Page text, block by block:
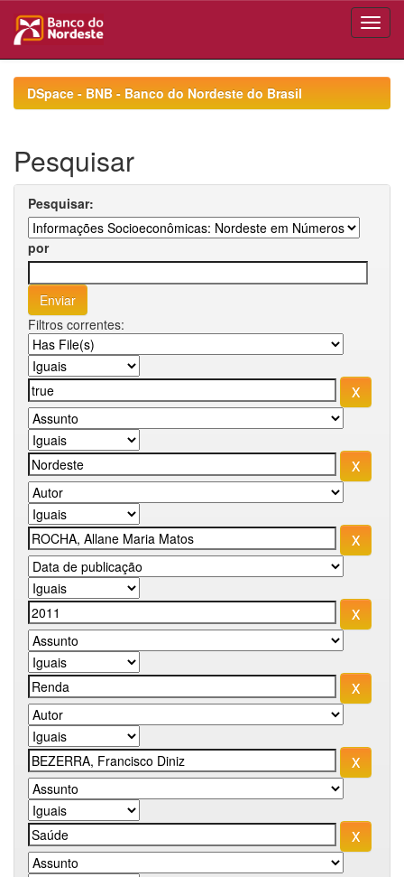
navigationDSpace - BNB - Banco do Nordeste do Brasil
Pesquisar
Pesquisar:
por
Filtros correntes: